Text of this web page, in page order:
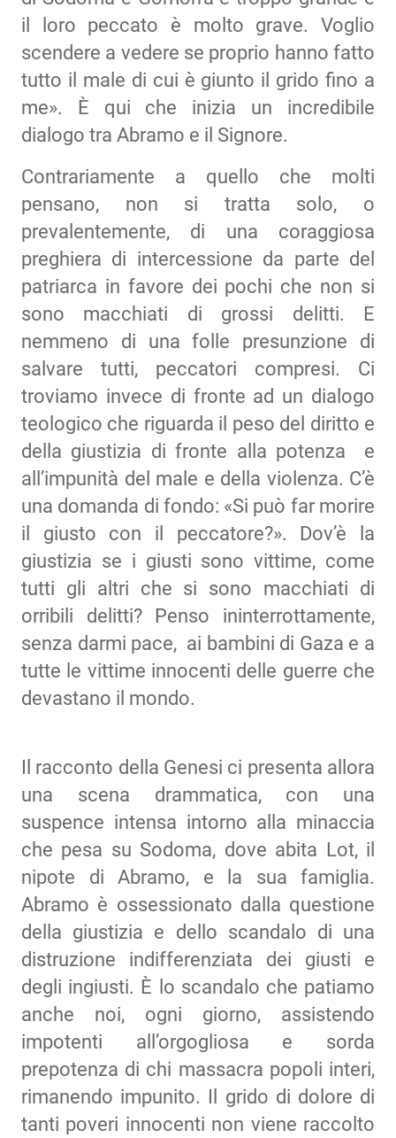
il loro peccato è molto grave. Voglio
scendere a vedere se proprio hanno fatto
tutto il male di cui è giunto il grido fino a
me». È qui che inizia un incredibile
dialogo tra Abramo e il Signore.
Contrariamente a quello che molti
pensano, non si tratta solo, o
prevalentemente, di una coraggiosa
preghiera di intercessione da parte del
patriarca in favore dei pochi che non si
sono macchiati di grossi delitti. E
nemmeno di una folle presunzione di
salvare tutti, peccatori compresi. Ci
troviamo invece di fronte ad un dialogo
teologico che riguarda il peso del diritto e
della giustizia di fronte alla potenza e
all’impunità del male e della violenza. C’è
una domanda di fondo: «Si può far morire
il giusto con il peccatore?». Dov’è la
giustizia se i giusti sono vittime, come
tutti gli altri che si sono macchiati di
orribili delitti? Penso ininterrottamente,
senza darmi pace, ai bambini di Gaza e a
tutte le vittime innocenti delle guerre che
devastano il mondo.
Il racconto della Genesi ci presenta allora
una scena drammatica, con una
suspence intensa intorno alla minaccia
che pesa su Sodoma, dove abita Lot, il
nipote di Abramo, e la sua famiglia.
Abramo è ossessionato dalla questione
della giustizia e dello scandalo di una
distruzione indifferenziata dei giusti e
degli ingiusti. È lo scandalo che patiamo
anche noi, ogni giorno, assistendo
impotenti all’orgogliosa e sorda
prepotenza di chi massacra popoli interi,
rimanendo impunito. Il grido di dolore di
tanti poveri innocenti non viene raccolto